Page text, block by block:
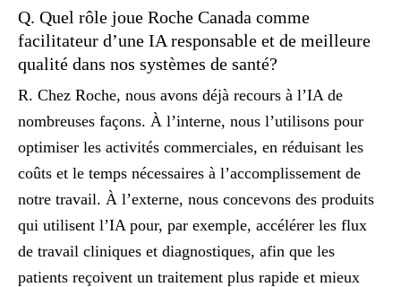
Q. Quel rôle joue Roche Canada comme
facilitateur d’une IA responsable et de meilleure
qualité dans nos systèmes de santé?
R. Chez Roche, nous avons déjà recours à l’IA de
nombreuses façons. À l’interne, nous l’utilisons pour
optimiser les activités commerciales, en réduisant les
coûts et le temps nécessaires à l’accomplissement de
notre travail. À l’externe, nous concevons des produits
qui utilisent l’IA pour, par exemple, accélérer les flux
de travail cliniques et diagnostiques, afin que les
patients reçoivent un traitement plus rapide et mieux